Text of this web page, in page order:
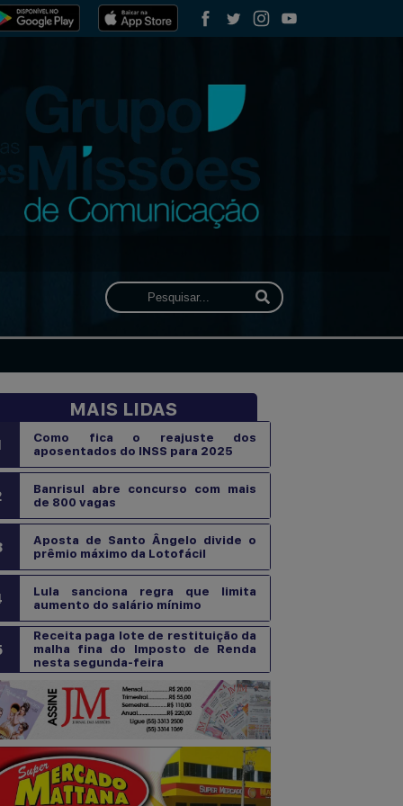
MAIS LIDAS
Como fica o reajuste dos
aposentados do INSS para 2025
Banrisul abre concurso com mais
de 800 vagas
Aposta de Santo Ângelo divide o
prêmio máximo da Lotofácil
Lula sanciona regra que limita
aumento do salário mínimo
Receita paga lote de restituição da
malha fina do Imposto de Renda
nesta segunda-feira